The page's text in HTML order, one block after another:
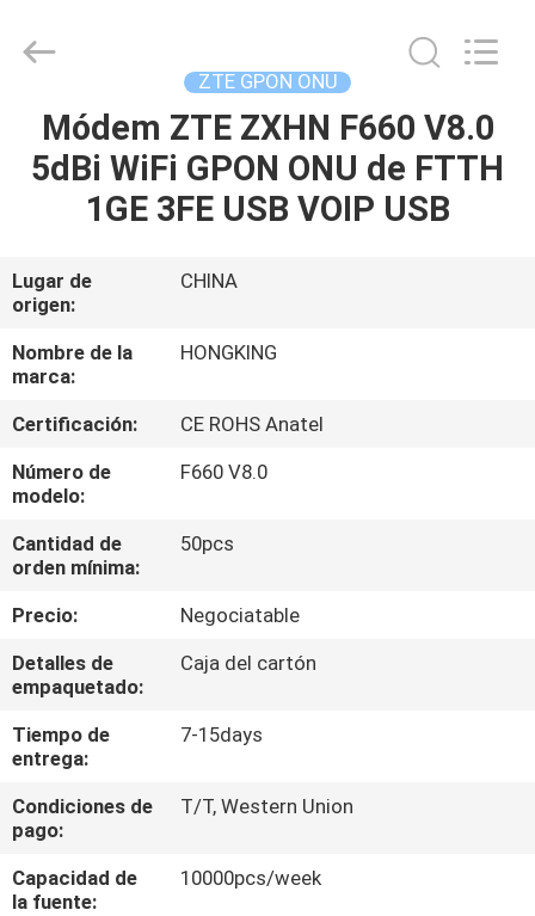
HOGAR
PRODUCTOS
SOBRE
NOSOTROS
VIAJE
DE
LA
DE
CALIDAD
ÉNTRENOS
EN
CONTACTO
CON
LIMITED.
Reserved.
ZTE GPON ONU
Módem ZTE ZXHN F660 V8.0
5dBi WiFi GPON ONU de FTTH
1GE 3FE USB VOIP USB
Lugar de
origen:
CHINA
Nombre de la
marca:
HONGKING
Certificación:
CE ROHS Anatel
Número de
modelo:
F660 V8.0
Cantidad de
orden mínima:
50pcs
Precio:
Negociatable
Detalles de
empaquetado:
Caja del cartón
Tiempo de
entrega:
7-15days
Condiciones de
pago:
T/T, Western Union
Capacidad de
la fuente:
10000pcs/week